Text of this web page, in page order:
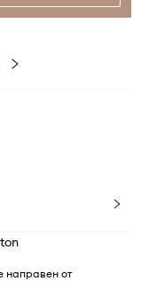
направен от